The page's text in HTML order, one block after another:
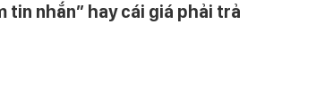
tin nhắn” hay cái giá phải trả